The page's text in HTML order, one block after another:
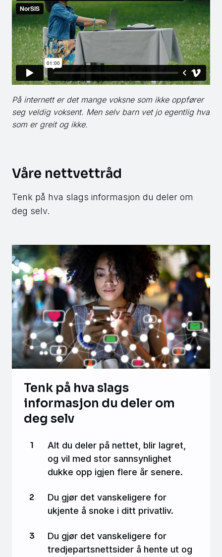
På internett er det mange voksne som ikke oppfører
seg veldig voksent. Men selv barn vet jo egentlig hva
som er greit og ikke.
Våre nettvettråd
Tenk på hva slags informasjon du deler om
deg selv.
Tenk på hva slags
informasjon du deler om
deg selv
Alt du deler på nettet, blir lagret,
og vil med stor sannsynlighet
dukke opp igjen flere år senere.
Du gjør det vanskeligere for
ukjente å snoke i ditt privatliv.
Du gjør det vanskeligere for
tredjepartsnettsider å hente ut og